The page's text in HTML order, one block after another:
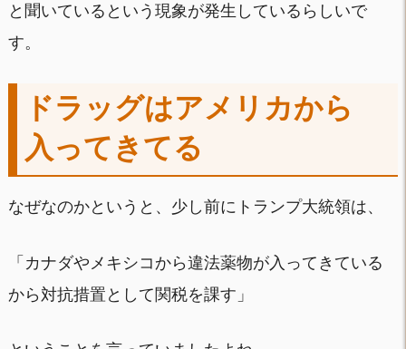
と聞いているという現象が発生しているらしいで
す。
ドラッグはアメリカから
入ってきてる
なぜなのかというと、少し前にトランプ大統領は、
「カナダやメキシコから違法薬物が入ってきている
から対抗措置として関税を課す」